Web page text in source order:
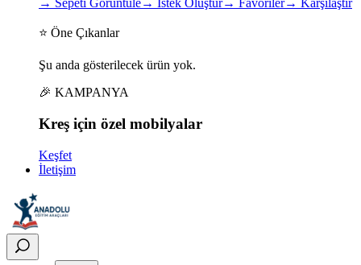
→ Sepeti Görüntüle→ İstek Oluştur→ Favoriler→ Karşılaştır
⭐ Öne Çıkanlar
Şu anda gösterilecek ürün yok.
🎉 KAMPANYA
Kreş için özel mobilyalar
Keşfet
İletişim